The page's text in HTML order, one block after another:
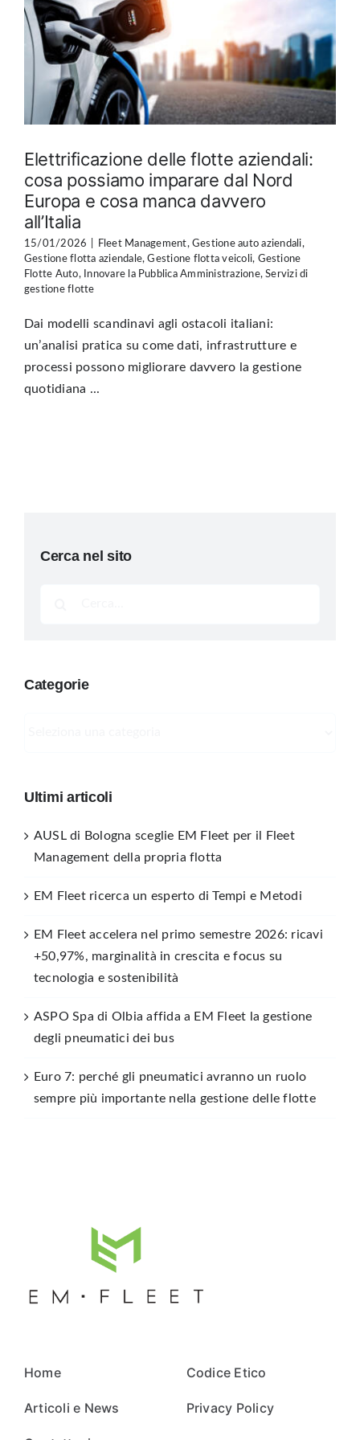
Elettrificazione delle flotte aziendali:
cosa possiamo imparare dal Nord
Europa e cosa manca davvero
all’Italia
15/01/2026 Fleet Management, Gestione auto aziendali,
Gestione flotta aziendale,Gestione flotta veicoli, Gestione
Flotte Auto, Innovare la Pubblica Amministrazione,Servizi di
gestione flotte
Dai modelli scandinavi agli ostacoli italiani:
un’analisi pratica su come dati, infrastrutture e
processi possono migliorare davvero la gestione
quotidiana ...
Cerca nel sito
Categorie
Ultimi articoli
AUSL di Bologna sceglie EM Fleet per il Fleet
Management della propria flotta
EM Fleet ricerca un esperto di Tempi e Metodi
EM Fleet accelera nel primo semestre 2026: ricavi
+50,97%, marginalità in crescita e focus su
tecnologia e sostenibilità
ASPO Spa di Olbia affida a EM Fleet la gestione
degli pneumatici dei bus
Euro 7: perché gli pneumatici avranno un ruolo
sempre più importante nella gestione delle flotte
Home
Articoli e News
Codice Etico
Privacy Policy